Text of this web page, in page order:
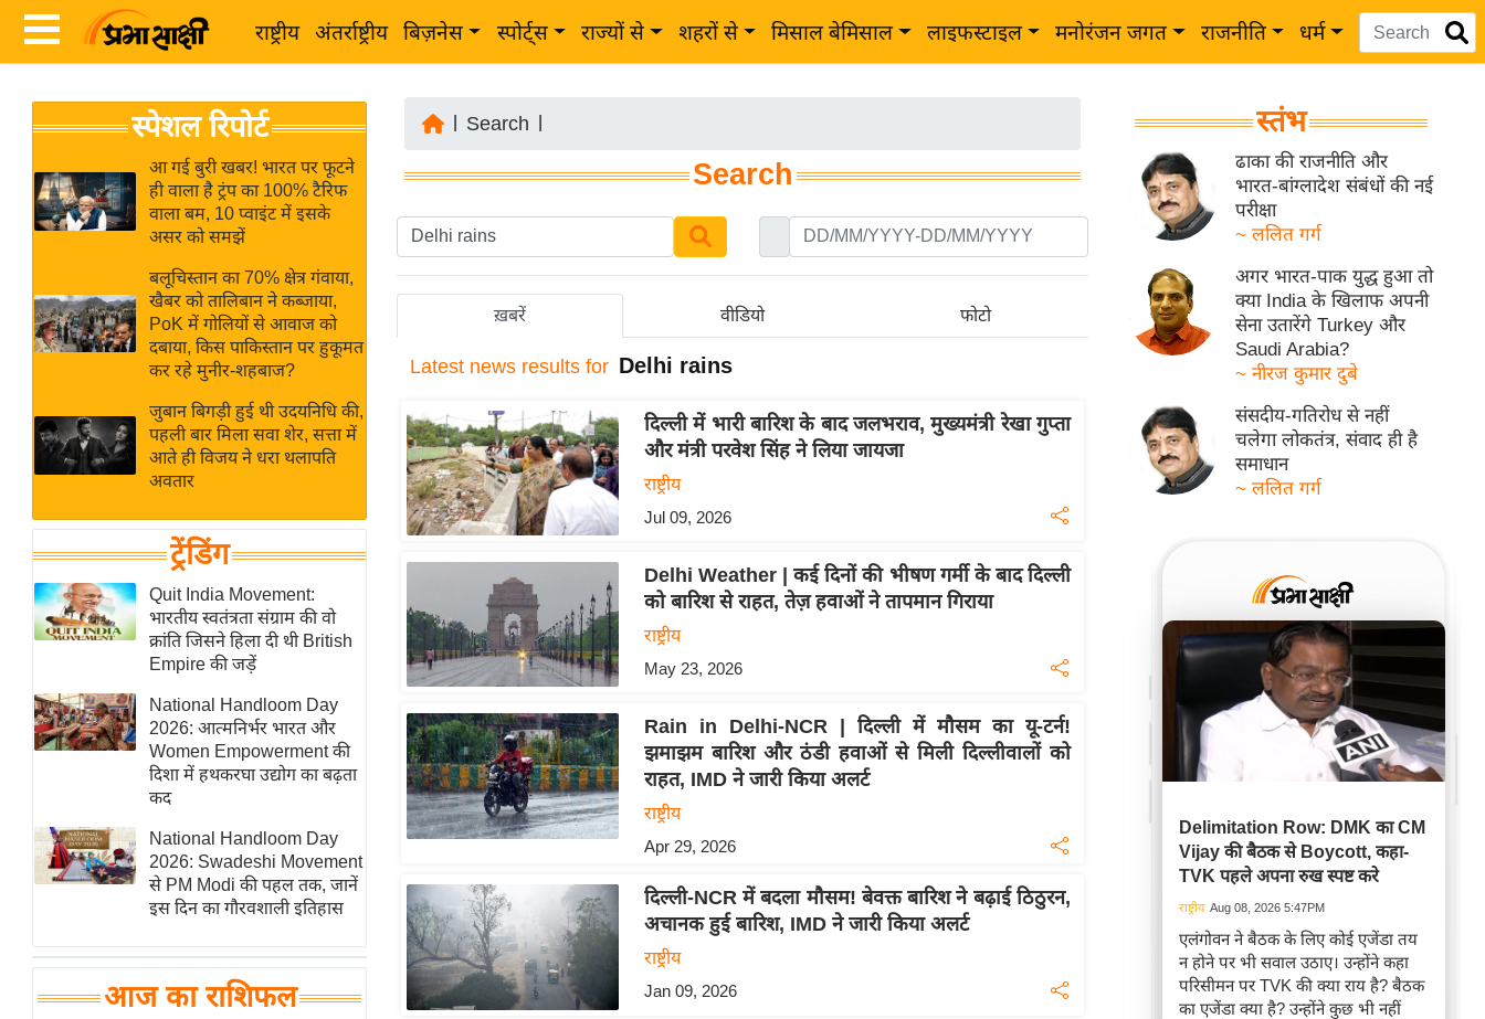
राष्ट्रीय अंतर्राष्ट्रीय बिज़नेस स्पोर्ट्स राज्यों से शहरों से मिसाल बेमिसाल लाइफस्टाइल मनोरंजन जगत राजनीति धर्म
News
Hindi
Live
News in
Hindi
News
Hindi
Videos
ख
ब
र
अंतर्राष्ट्रीय
बिज़नेस
विशेषज्ञ
राय
खेल
क्रिकेट
IPL
2026
ई-पेपर
मिसाल बेमिसाल
शख्सियत
यंग इंडिया
साहित्य जगत
ऑटो वर्ल्ड
न्यूज ब्रीफ
बॉलीवुड
हॉलीवुड
स्पेशल रिपोर्ट
आ गई बुरी खबर! भारत पर फूटने
ही वाला है ट्रंप का 100% टैरिफ
वाला बम, 10 प्वाइंट में इसके
असर को समझें
बलूचिस्तान का 70% क्षेत्र गंवाया,
खैबर को तालिबान ने कब्जाया,
PoK में गोलियों से आवाज को
दबाया, किस पाकिस्तान पर हुकूमत
कर रहे मुनीर-शहबाज?
जुबान बिगड़ी हुई थी उदयनिधि की,
पहली बार मिला सवा शेर, सत्ता में
आते ही विजय ने धरा थलापति
अवतार
ट्रेंडिंग
Quit India Movement:
भारतीय स्वतंत्रता संग्राम की वो
क्रांति जिसने हिला दी थी British
Empire की जड़ें
National Handloom Day
2026: आत्मनिर्भर भारत और
Women Empowerment की
दिशा में हथकरघा उद्योग का बढ़ता
कद
National Handloom Day
2026: Swadeshi Movement
से PM Modi की पहल तक, जानें
इस दिन का गौरवशाली इतिहास
आज का राशिफल
Search
Search
ख़बरें वीडियो फोटो
Latest news results for Delhi rains
दिल्ली में भारी बारिश के बाद जलभराव, मुख्यमंत्री रेखा गुप्ता
और मंत्री परवेश सिंह ने लिया जायजा
राष्ट्रीय
Jul 09, 2026
Delhi Weather | कई दिनों की भीषण गर्मी के बाद दिल्ली
को बारिश से राहत, तेज़ हवाओं ने तापमान गिराया
राष्ट्रीय
May 23, 2026
Rain in Delhi-NCR | दिल्ली में मौसम का यू-टर्न!
झमाझम बारिश और ठंडी हवाओं से मिली दिल्लीवालों को
राहत, IMD ने जारी किया अलर्ट
राष्ट्रीय
Apr 29, 2026
दिल्ली-NCR में बदला मौसम! बेवक्त बारिश ने बढ़ाई ठिठुरन,
अचानक हुई बारिश, IMD ने जारी किया अलर्ट
राष्ट्रीय
Jan 09, 2026
स्तंभ
ढाका की राजनीति और
भारत-बांग्लादेश संबंधों की नई
परीक्षा
~ ललित गर्ग
अगर भारत-पाक युद्ध हुआ तो
क्या India के खिलाफ अपनी
सेना उतारेंगे Turkey और
Saudi Arabia?
~ नीरज कुमार दुबे
संसदीय-गतिरोध से नहीं
चलेगा लोकतंत्र, संवाद ही है
समाधान
~ ललित गर्ग
Delimitation Row: DMK का CM
Vijay की बैठक से Boycott, कहा-
TVK पहले अपना रुख स्पष्ट करे
राष्ट्रीय Aug 08, 2026 5:47PM
एलंगोवन ने बैठक के लिए कोई एजेंडा तय
न होने पर भी सवाल उठाए। उन्होंने कहा
परिसीमन पर TVK की क्या राय है? बैठक
का एजेंडा क्या है? उन्होंने कुछ भी नहीं